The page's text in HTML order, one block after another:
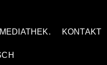
MEDIATHEK. KONTAKT